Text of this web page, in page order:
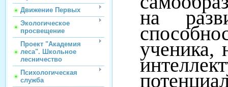
Движение Первых
Экологическое
просвещение
Проект "Академия
леса". Школьное
лесничество
Психологическая
служба
на
ученика,